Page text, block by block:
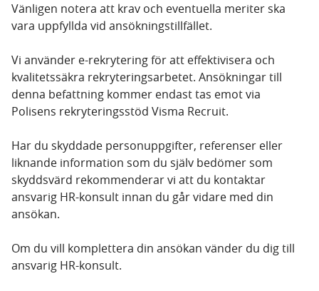
Vänligen notera att krav och eventuella meriter ska
vara uppfyllda vid ansökningstillfället.
Vi använder e-rekrytering för att effektivisera och
kvalitetssäkra rekryteringsarbetet. Ansökningar till
denna befattning kommer endast tas emot via
Polisens rekryteringsstöd Visma Recruit.
Har du skyddade personuppgifter, referenser eller
liknande information som du själv bedömer som
skyddsvärd rekommenderar vi att du kontaktar
ansvarig HR-konsult innan du går vidare med din
ansökan.
Om du vill komplettera din ansökan vänder du dig till
ansvarig HR-konsult.